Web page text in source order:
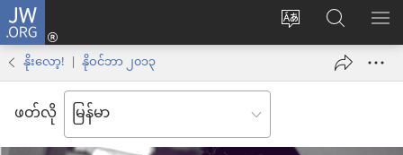
JW.ORG
ဝ
Log
in
အသစ်
ဖွ
JW.ORG
ရှာ
နိုးလော့! | နိုဝင်ဘာ ၂၀၁၃
ဖတ်လို